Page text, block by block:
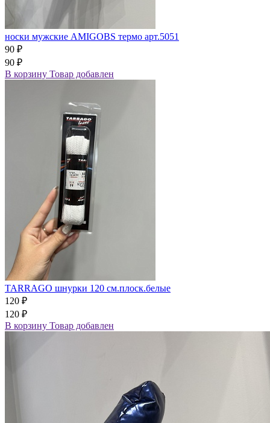
носки мужские AMIGOBS термо арт.5051
90 ₽
90 ₽
В корзину Товар добавлен
TARRAGO шнурки 120 см.плоск.белые
120 ₽
120 ₽
В корзину Товар добавлен